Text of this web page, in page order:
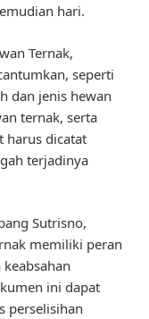
hari.
Ternak,
seperti
dan jenis hewan
ternak, serta
harus dicatat
terjadinya
Sutrisno,
memiliki peran
ini dapat
perselisihan